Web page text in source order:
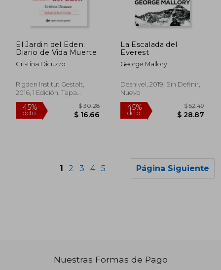
El Jardin del Eden:
Diario de Vida Muerte
Cristina Dicuzzo
Rigden Institut Gestalt,
2016, 1 Edición, Tapa
Blanda, Nuevo
La Escalada del
Everest
George Mallory
Desnivel, 2019, Sin Definir,
Nuevo
1 2 3 4 5 Página Siguiente
Nuestras Formas de Pago